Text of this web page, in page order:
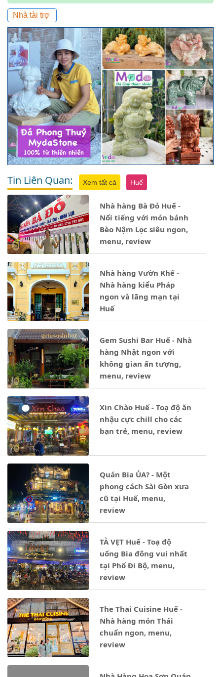
Nhà tài trợ
Tin Liên Quan: Xem tất cả Huế
Nhà hàng Bà Đỏ Huế -
Nổi tiếng với món bánh
Bèo Nậm Lọc siêu ngon,
menu, review
Nhà hàng Vườn Khế -
Nhà hàng kiểu Pháp
ngon và lãng mạn tại
Huế
Gem Sushi Bar Huế - Nhà
hàng Nhật ngon với
không gian ấn tượng,
menu, review
Xin Chào Huế - Toạ độ ăn
nhậu cực chill cho các
bạn trẻ, menu, review
Quán Bia ỦA? - Một
phong cách Sài Gòn xưa
cũ tại Huế, menu,
review
TÀ VẸT Huế - Toạ độ
uống Bia đông vui nhất
tại Phố Đi Bộ, menu,
review
The Thai Cuisine Huế -
Nhà hàng món Thái
chuẩn ngon, menu,
review